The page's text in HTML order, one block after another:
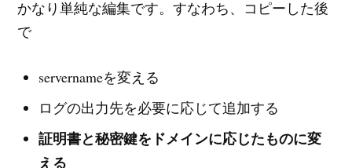
かなり単純な編集です。すなわち、コピーした後
で
servernameを変える
ログの出力先を必要に応じて追加する
証明書と秘密鍵をドメインに応じたものに変
える